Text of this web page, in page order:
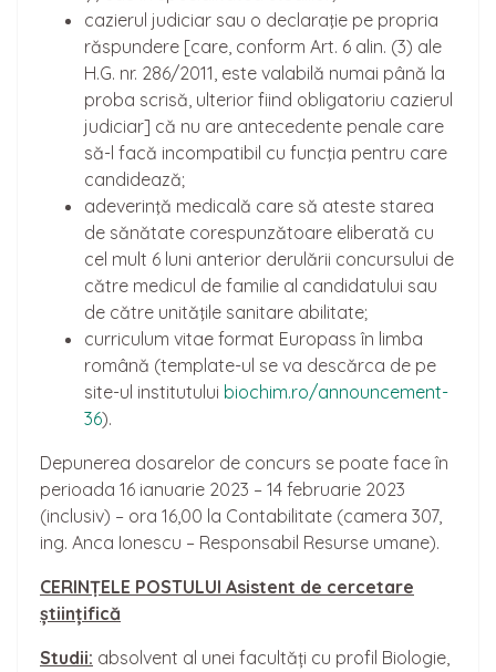
cazierul judiciar sau o declaraţie pe propria
răspundere [care, conform Art. 6 alin. (3) ale
H.G. nr. 286/2011, este valabilă numai până la
proba scrisă, ulterior fiind obligatoriu cazierul
judiciar] că nu are antecedente penale care
să-l facă incompatibil cu funcţia pentru care
candidează;
adeverinţă medicală care să ateste starea
de sănătate corespunzătoare eliberată cu
cel mult 6 luni anterior derulării concursului de
către medicul de familie al candidatului sau
de către unităţile sanitare abilitate;
curriculum vitae format Europass în limba
română (template-ul se va descărca de pe
site-ul institutului biochim.ro/announcement-
36).
Depunerea dosarelor de concurs se poate face în
perioada 16 ianuarie 2023 – 14 februarie 2023
(inclusiv) – ora 16,00 la Contabilitate (camera 307,
ing. Anca Ionescu – Responsabil Resurse umane).
CERINȚELE POSTULUI Asistent de cercetare
științifică
Studii: absolvent al unei facultăți cu profil Biologie,